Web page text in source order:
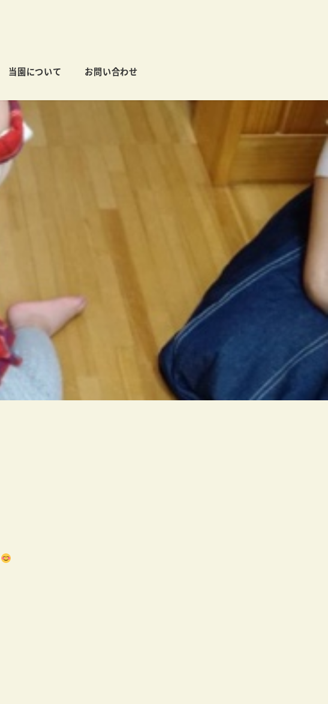
当園について お問い合わせ